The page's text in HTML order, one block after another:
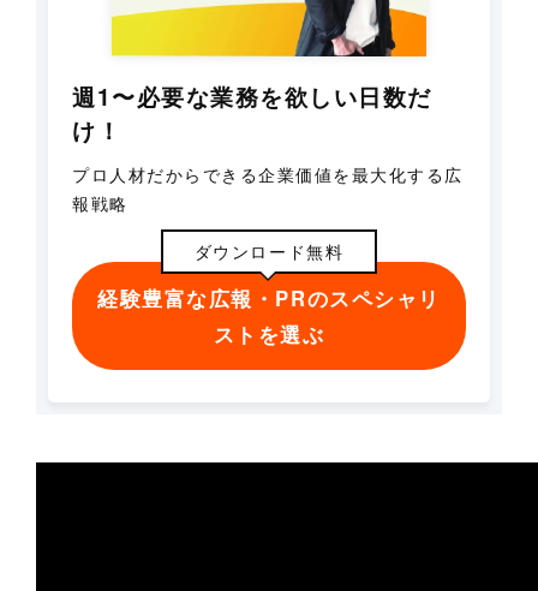
週1〜必要な業務を欲しい日数だ
け！
プロ人材だからできる企業価値を最大化する広
報戦略
ダウンロード無料
経験豊富な広報・PRのスペシャリ
ストを選ぶ